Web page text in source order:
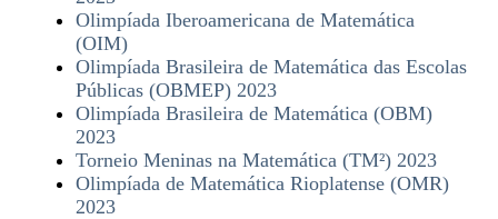
Olimpíada Iberoamericana de Matemática
(OIM)
Olimpíada Brasileira de Matemática das Escolas
Públicas (OBMEP) 2023
Olimpíada Brasileira de Matemática (OBM)
2023
Torneio Meninas na Matemática (TM²) 2023
Olimpíada de Matemática Rioplatense (OMR)
2023